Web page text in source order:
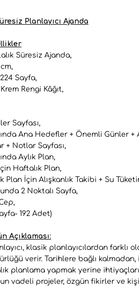
Planlayıcı Ajanda
Süresiz Ajanda,
224 Sayfa,
Rengi Kâğıt,
Sayfası,
Ana Hedefler + Önemli Günler +
+ Notlar Sayfası,
Aylık Plan,
Haftalık Plan,
Plan İçin Alışkanlık Takibi + Su
2 Noktalı Sayfa,
192 Adet)
Açıklaması:
klasik planlayıcılardan farklı
verir. Tarihlere bağlı
planlama yapmak yerine
vadeli projeler, özgün fikirler ve